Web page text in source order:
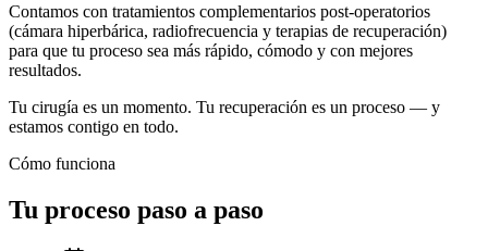
Contamos con tratamientos complementarios post-operatorios
(cámara hiperbárica, radiofrecuencia y terapias de recuperación)
para que tu proceso sea más rápido, cómodo y con mejores
resultados.
Tu cirugía es un momento. Tu recuperación es un proceso — y
estamos contigo en todo.
Cómo funciona
Tu proceso paso a paso